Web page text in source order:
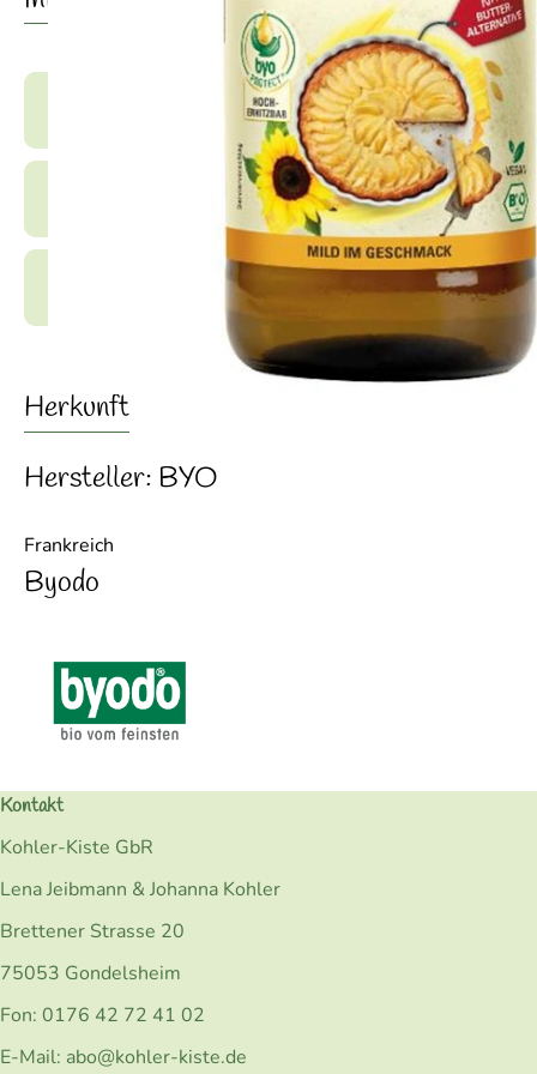
Produktinformationen
Produktdatenblatt
Herkunft
Hersteller: BYO
Frankreich
Byodo
Kontakt
Kohler-Kiste GbR
Lena Jeibmann & Johanna Kohler
Brettener Strasse 20
75053 Gondelsheim
Fon: 0176 42 72 41 02
E-Mail: abo@kohler-kiste.de